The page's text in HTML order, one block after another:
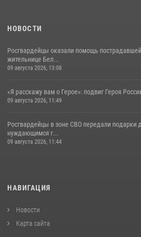
НОВОСТИ
Росгвардейцы оказали помощь
жительнице Бел...
09 августа 2026, 13:08
«Я расскажу вам о Герое»: подвиг Героя
09 августа 2026, 11:49
Росгвардейцы в зоне СВО передали подарки
нуждающимся г...
09 августа 2026, 11:44
НАВИГАЦИЯ
Новости
Карта сайта